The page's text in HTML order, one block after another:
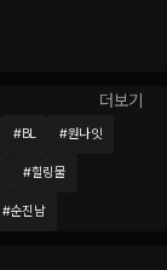
더보기
#BL #원나잇
#힐링물
#순진남